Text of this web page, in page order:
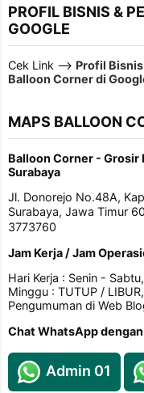
PROFIL BISNIS &
GOOGLE
Cek Link --> Profil Bisnis
Balloon Corner di
MAPS BALLOON
Balloon Corner - Grosir
Surabaya
Jl. Donorejo No.48A,
Surabaya, Jawa Timur
3773760
Jam Kerja / Jam
Hari Kerja : Senin -
Minggu : TUTUP /
Pengumuman di Web
Chat WhatsApp
Admin 01